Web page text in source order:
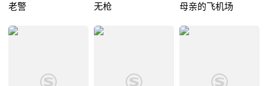
老警 无枪 母亲的飞机场